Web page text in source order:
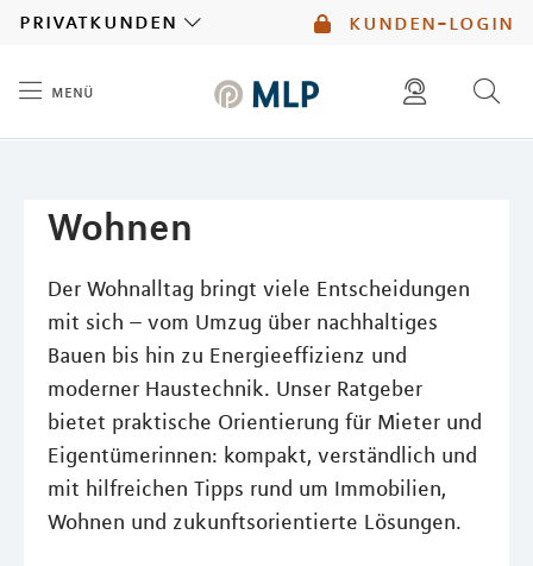
kunden-login
privatkunden
menü
Wohnen
Der Wohnalltag bringt viele Entscheidungen
mit sich – vom Umzug über nachhaltiges
Bauen bis hin zu Energieeffizienz und
moderner Haustechnik. Unser Ratgeber
bietet praktische Orientierung für Mieter und
Eigentümerinnen: kompakt, verständlich und
mit hilfreichen Tipps rund um Immobilien,
Wohnen und zukunftsorientierte Lösungen.